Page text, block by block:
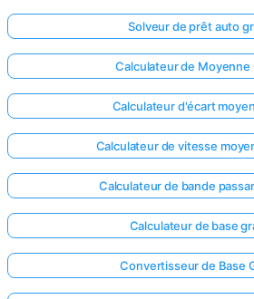
Solveur de prêt auto
Calculateur de Moyenne
Calculateur d'écart
Calculateur de vitesse
Calculateur de bande
Calculateur de base
Convertisseur de Base